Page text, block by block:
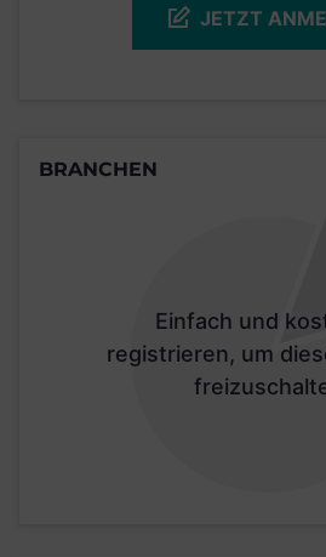
JETZT
BRANCHEN
Einfach und
registrieren, um